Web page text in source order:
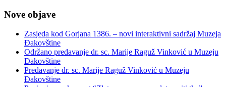
Nove objave
Zasjeda kod Gorjana 1386. – novi interaktivni sadržaj Muzeja
Đakovštine
Održano predavanje dr. sc. Marije Raguž Vinković u Muzeju
Đakovštine
Predavanje dr. sc. Marije Raguž Vinković u Muzeju
Đakovštine